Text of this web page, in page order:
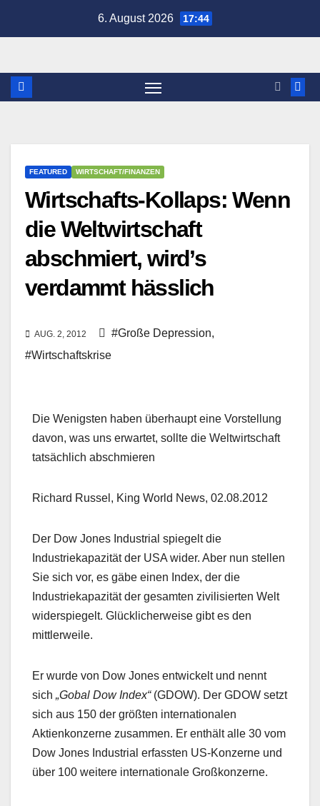
6. August 2026 17:44
FEATURED WIRTSCHAFT/FINANZEN
Wirtschafts-Kollaps: Wenn
die Weltwirtschaft
abschmiert, wird’s
verdammt hässlich
AUG. 2, 2012 #Große Depression,
#Wirtschaftskrise
Die Wenigsten haben überhaupt eine Vorstellung
davon, was uns erwartet, sollte die Weltwirtschaft
tatsächlich abschmieren
Richard Russel, King World News, 02.08.2012
Der Dow Jones Industrial spiegelt die
Industriekapazität der USA wider. Aber nun stellen
Sie sich vor, es gäbe einen Index, der die
Industriekapazität der gesamten zivilisierten Welt
widerspiegelt. Glücklicherweise gibt es den
mittlerweile.
Er wurde von Dow Jones entwickelt und nennt
sich „Gobal Dow Index“(GDOW). Der GDOW setzt
sich aus 150 der größten internationalen
Aktienkonzerne zusammen. Er enthält alle 30 vom
Dow Jones Industrial erfassten US-Konzerne und
über 100 weitere internationale Großkonzerne.